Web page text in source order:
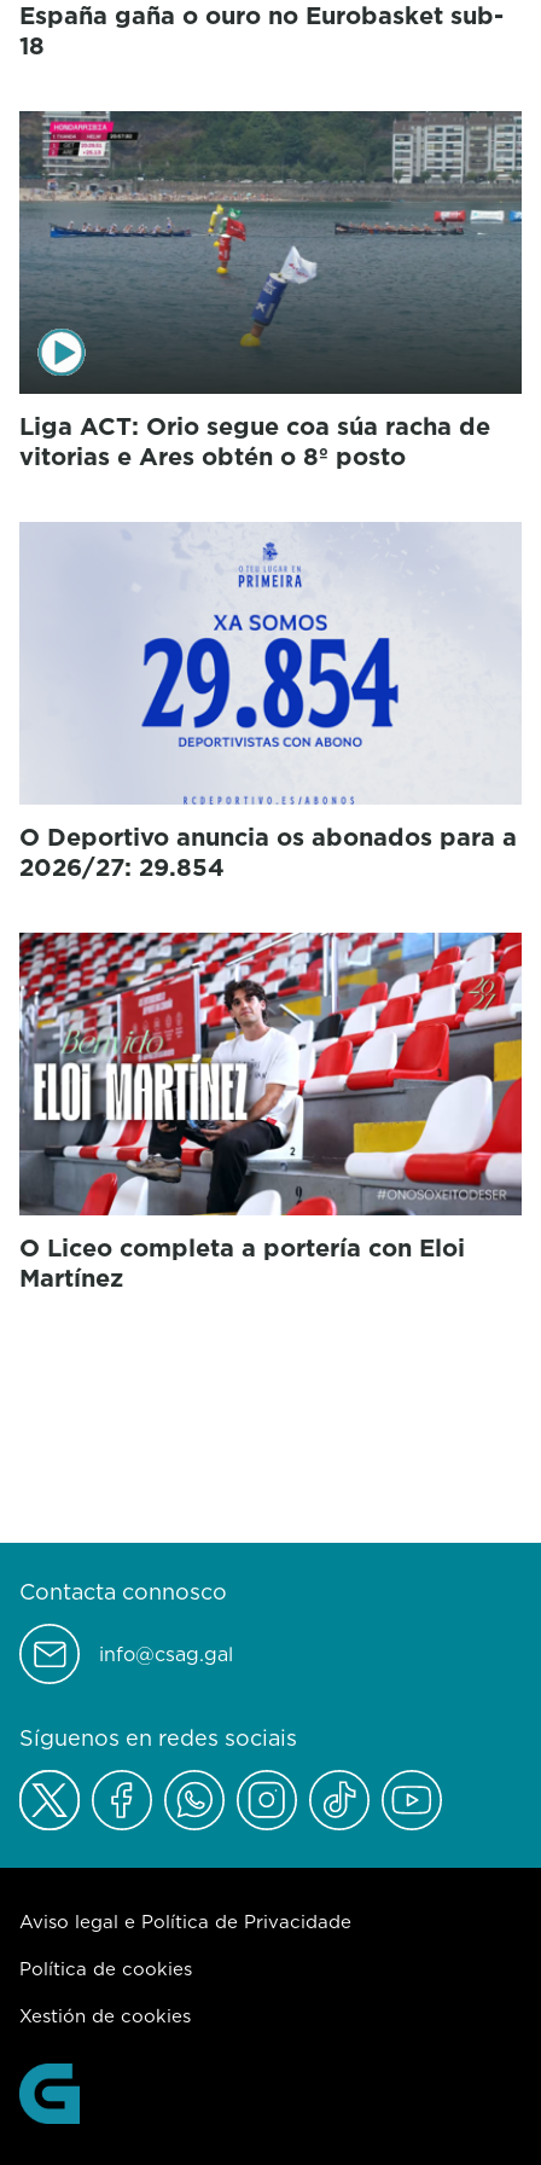
España gaña o ouro no Eurobasket sub-
18
Liga ACT: Orio segue coa súa racha de
vitorias e Ares obtén o 8º posto
O Deportivo anuncia os abonados para a
2026/27: 29.854
O Liceo completa a portería con Eloi
Martínez
Contacta connosco
info@csag.gal
Síguenos en redes sociais
Aviso legal e Política de Privacidade
Política de cookies
Xestión de cookies